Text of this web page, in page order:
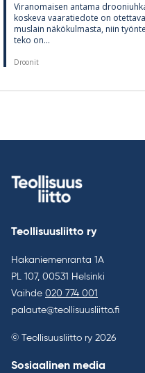
Vi­ran­omai­sen an­tama
kos­keva vaa­ra­tie­dote on
mus­lain nä­kö­kul­masta, niin
teko on...
Droonit
Teollisuusliitto ry
Hakaniemenranta 1A
PL 107, 00531 Helsinki
Vaihde 020 774 001
palaute@teollisuusliitto.fi
© Teollisuusliitto ry 2026
Sosiaalinen media